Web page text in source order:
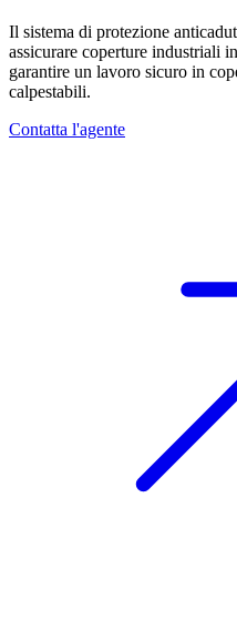
Il sistema di protezione
assicurare coperture industriali
garantire un lavoro sicuro in
calpestabili.
Contatta l'agente